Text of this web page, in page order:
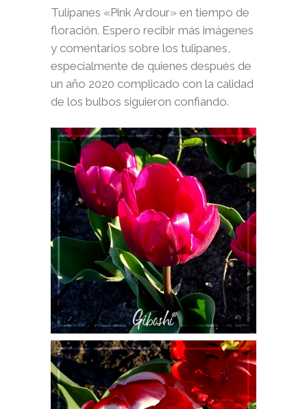
Tulipanes «Pink Ardour» en tiempo de
floración. Espero recibir más imágenes
y comentarios sobre los tulipanes,
especialmente de quienes después de
un año 2020 complicado con la calidad
de los bulbos siguieron confiando.